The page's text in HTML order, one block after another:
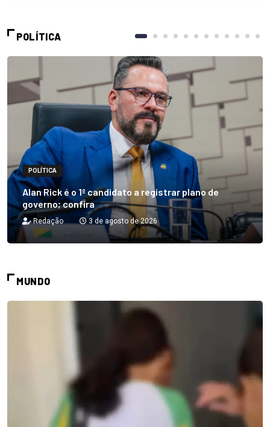
POLÍTICA
POLÍTICA
Alan Rick é o 1º candidato a registrar plano de
governo; confira
Redação 3 de agosto de 2026
MUNDO